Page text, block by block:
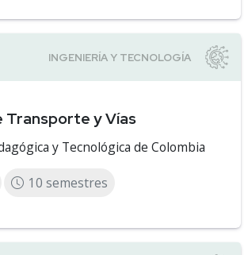
Transporte y Vías
y Tecnológica de Colombia
10 semestres